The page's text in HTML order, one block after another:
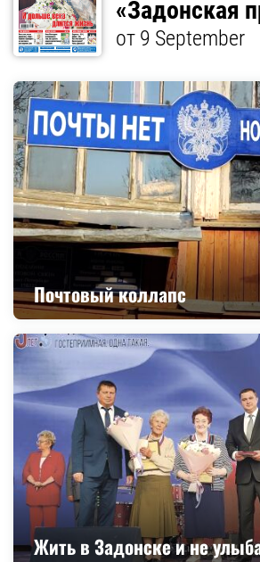
«Задонская
от 9 September
Почтовый коллапс
Жить в Задонске и не